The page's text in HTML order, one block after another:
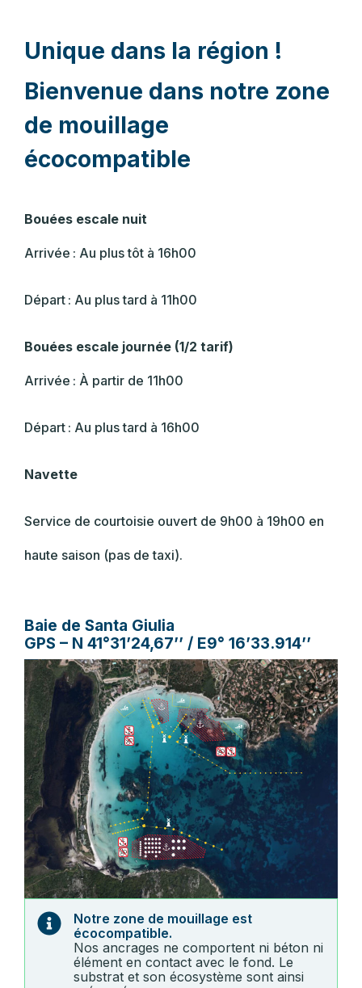
Unique dans la région !
Bienvenue dans notre zone
de mouillage
écocompatible
Bouées escale nuit
Arrivée : Au plus tôt à 16h00
Départ : Au plus tard à 11h00
Bouées escale journée (1/2 tarif)
Arrivée : À partir de 11h00
Départ : Au plus tard à 16h00
Navette
Service de courtoisie ouvert de 9h00 à 19h00 en
haute saison (pas de taxi).
Baie de Santa Giulia
GPS – N 41°31’24,67’’ / E9° 16’33.914’’
Notre zone de mouillage est
écocompatible.
Nos ancrages ne comportent ni béton ni
élément en contact avec le fond. Le
substrat et son écosystème sont ainsi